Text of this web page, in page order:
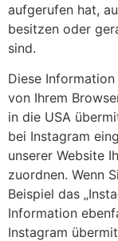
aufgerufen hat,
besitzen oder
sind.
Diese
von Ihrem
in die USA
bei Instagram
unserer Website
zuordnen. Wenn
Beispiel das
Information
Instagram